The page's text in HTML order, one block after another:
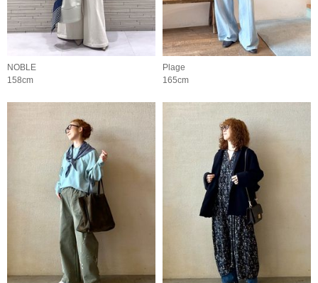
NOBLE
158cm
Plage
165cm